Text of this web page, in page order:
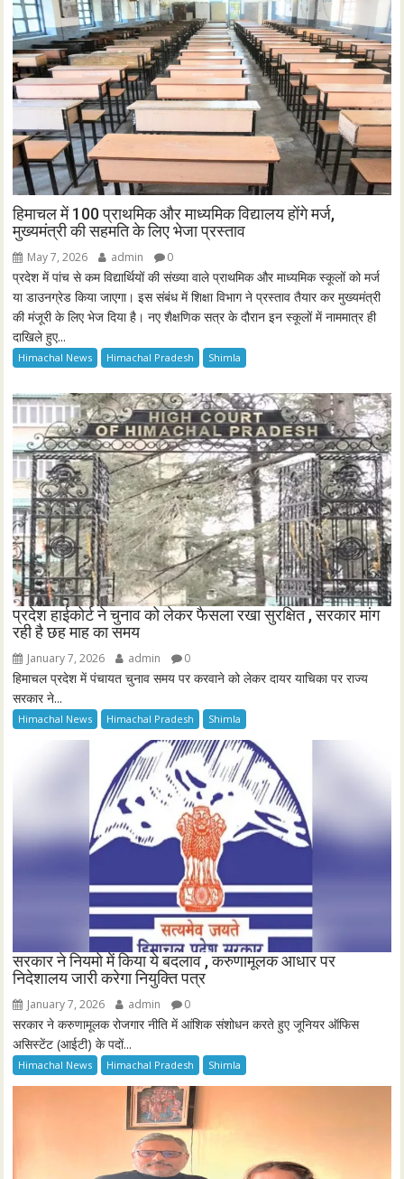
हिमाचल में 100 प्राथमिक और माध्यमिक विद्यालय होंगे मर्ज,
मुख्यमंत्री की सहमति के लिए भेजा प्रस्ताव
May 7, 2026 admin 0
प्रदेश में पांच से कम विद्यार्थियों की संख्या वाले प्राथमिक और माध्यमिक स्कूलों को मर्ज
या डाउनग्रेड किया जाएगा। इस संबंध में शिक्षा विभाग ने प्रस्ताव तैयार कर मुख्यमंत्री
की मंजूरी के लिए भेज दिया है। नए शैक्षणिक सत्र के दौरान इन स्कूलों में नाममात्र ही
दाखिले हुए...
Himachal News Himachal Pradesh Shimla
प्रदेश हाईकोर्ट ने चुनाव को लेकर फैसला रखा सुरक्षित , सरकार मांग
रही है छह माह का समय
January 7, 2026 admin 0
हिमाचल प्रदेश में पंचायत चुनाव समय पर करवाने को लेकर दायर याचिका पर राज्य
सरकार ने...
Himachal News Himachal Pradesh Shimla
सरकार ने नियमो में किया ये बदलाव , करुणामूलक आधार पर
निदेशालय जारी करेगा नियुक्ति पत्र
January 7, 2026 admin 0
सरकार ने करुणामूलक रोजगार नीति में आंशिक संशोधन करते हुए जूनियर ऑफिस
असिस्टेंट (आईटी) के पदों...
Himachal News Himachal Pradesh Shimla